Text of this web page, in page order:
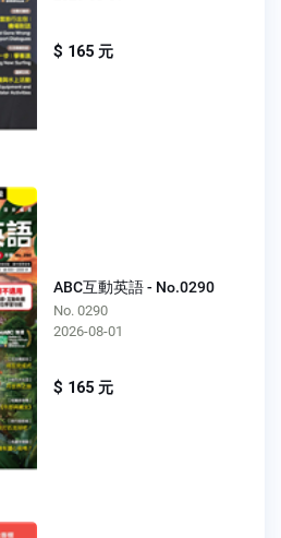
$ 165 元
ABC互動英語 - No.0290
No. 0290
2026-08-01
$ 165 元